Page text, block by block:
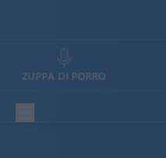
ZUPPA DI PORRO